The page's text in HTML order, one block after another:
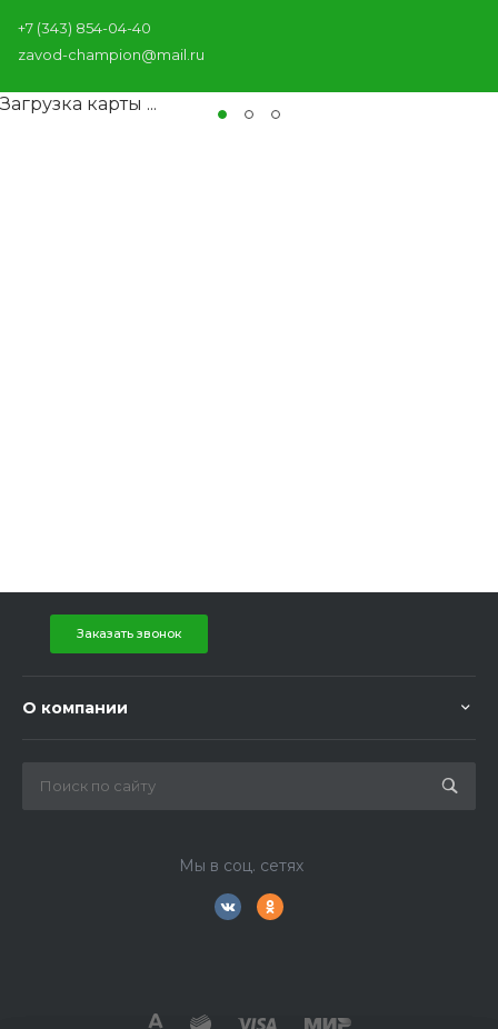
+7 (343) 854-04-40
zavod-champion@mail.ru
Загрузка карты ...
Заказать звонок
О компании
Мы в соц. сетях